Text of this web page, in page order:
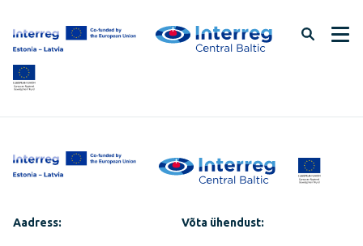
lehe
sisu
vahele
Aadress: Võta ühendust: